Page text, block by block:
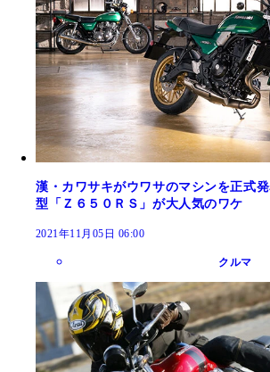
漢・カワサキがウワサのマシンを正式
型「Ｚ６５０ＲＳ」が大人気のワケ
2021年11月05日 06:00
クルマ